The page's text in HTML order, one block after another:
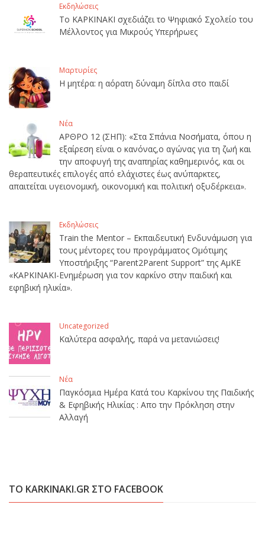
Εκδηλώσεις
Το ΚΑΡΚΙΝΑΚΙ σχεδιάζει το Ψηφιακό Σχολείο του
Μέλλοντος για Μικρούς Υπερήρωες
Μαρτυρίες
Η μητέρα: η αόρατη δύναμη δίπλα στο παιδί
Νέα
ΑΡΘΡΟ 12 (ΣΗΠ): «Στα Σπάνια Νοσήματα, όπου η
εξαίρεση είναι ο κανόνας,ο αγώνας για τη ζωή και
την αποφυγή της αναπηρίας καθημερινός, και οι
θεραπευτικές επιλογές από ελάχιστες έως ανύπαρκτες,
απαιτείται υγειονομική, οικονομική και πολιτική οξυδέρκεια».
Εκδηλώσεις
Train the Mentor – Εκπαιδευτική Ενδυνάμωση για
τους μέντορες του προγράμματος Ομότιμης
Υποστήριξης “Parent2Parent Support” της ΑμΚΕ
«ΚΑΡΚΙΝΑΚΙ-Ενημέρωση για τον καρκίνο στην παιδική και
εφηβική ηλικία».
Uncategorized
Καλύτερα ασφαλής, παρά να μετανιώσεις!
Νέα
Παγκόσμια Ημέρα Κατά του Καρκίνου της Παιδικής
& Εφηβικής Ηλικίας : Απο την Πρόκληση στην
Αλλαγή
ΤΟ KARKINAKI.GR ΣΤΟ FACEBOOK